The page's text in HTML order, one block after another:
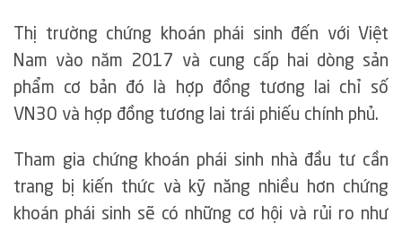
Thị trường chứng khoán phái sinh đến với Việt
Nam vào năm 2017 và cung cấp hai dòng sản
phẩm cơ bản đó là hợp đồng tương lai chỉ số
VN30 và hợp đồng tương lai trái phiếu chính phủ.
Tham gia chứng khoán phái sinh nhà đầu tư cần
trang bị kiến thức và kỹ năng nhiều hơn chứng
khoán phái sinh sẽ có những cơ hội và rủi ro như